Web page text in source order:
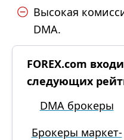
Высокая
DMA.
FOREX.com
следующих
DMA брокеры
Брокеры маркет-